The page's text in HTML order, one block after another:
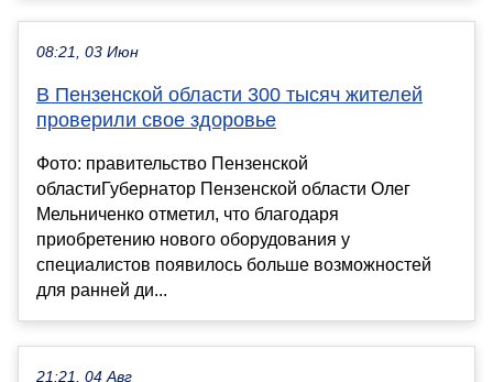
08:21, 03 Июн
В Пензенской области 300 тысяч жителей
проверили свое здоровье
Фото: правительство Пензенской
областиГубернатор Пензенской области Олег
Мельниченко отметил, что благодаря
приобретению нового оборудования у
специалистов появилось больше возможностей
для ранней ди...
21:21, 04 Авг